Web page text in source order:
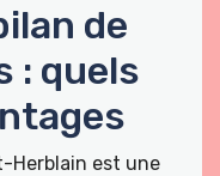
de
: quels
Herblain est une